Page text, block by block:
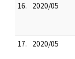
16.
2020/05
17.
2020/05